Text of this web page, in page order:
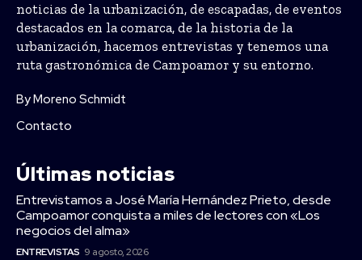
noticias de la urbanización, de escapadas, de eventos
destacados en la comarca, de la historia de la
urbanización, hacemos entrevistas y tenemos una
ruta gastronómica de Campoamor y su entorno.
By Moreno Schmidt
Contacto
Últimas noticias
Entrevistamos a José María Hernández Prieto, desde
Campoamor conquista a miles de lectores con «Los
negocios del alma»
ENTREVISTAS 9 agosto, 2026